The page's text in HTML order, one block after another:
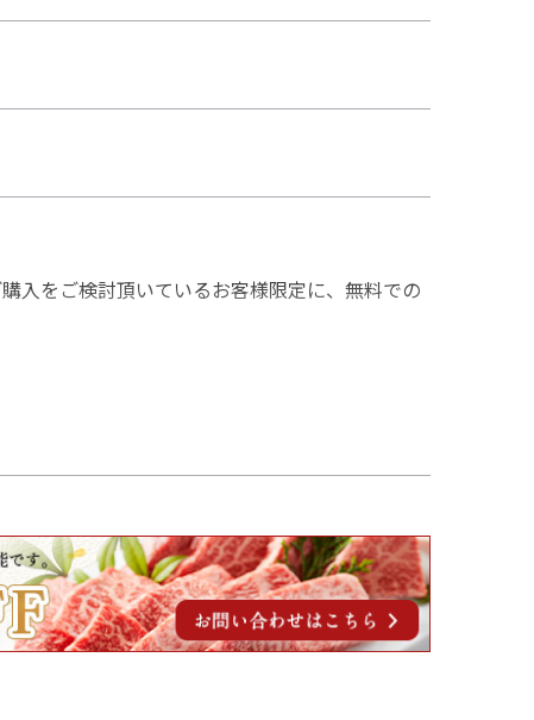
入をご検討頂いているお客様限定に、無料での